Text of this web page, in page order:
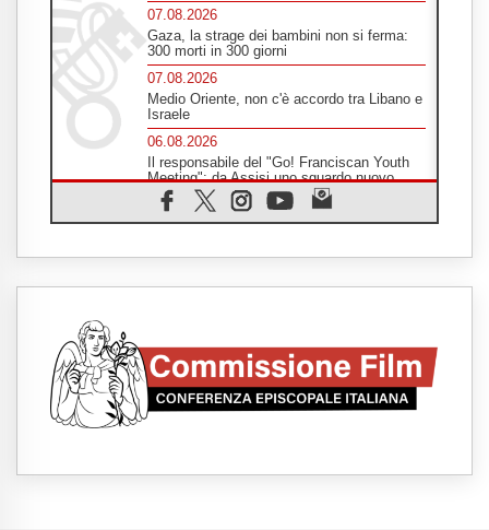
07.08.2026
Gaza, la strage dei bambini non si ferma:
300 morti in 300 giorni
07.08.2026
Medio Oriente, non c'è accordo tra Libano e
Israele
06.08.2026
Il responsabile del "Go! Franciscan Youth
Meeting": da Assisi uno sguardo nuovo
06.08.2026
In un minuto la visita di Papa Leone XIV ad
È morto Francesco Guccini, Salvarani: "Ci
Un abbraccio verso il futuro, la grande festa
del Papa e dei giovani ad Assisi
06.08.2026
Il grazie dei giovani al Papa: "Oggi ci
Leone XIV: la rivoluzione del Vangelo